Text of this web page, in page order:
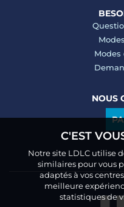
NOUS
C'EST
Notre site LDLC utilise
similaires pour vous
adaptés à vos
meilleure
statistiques de